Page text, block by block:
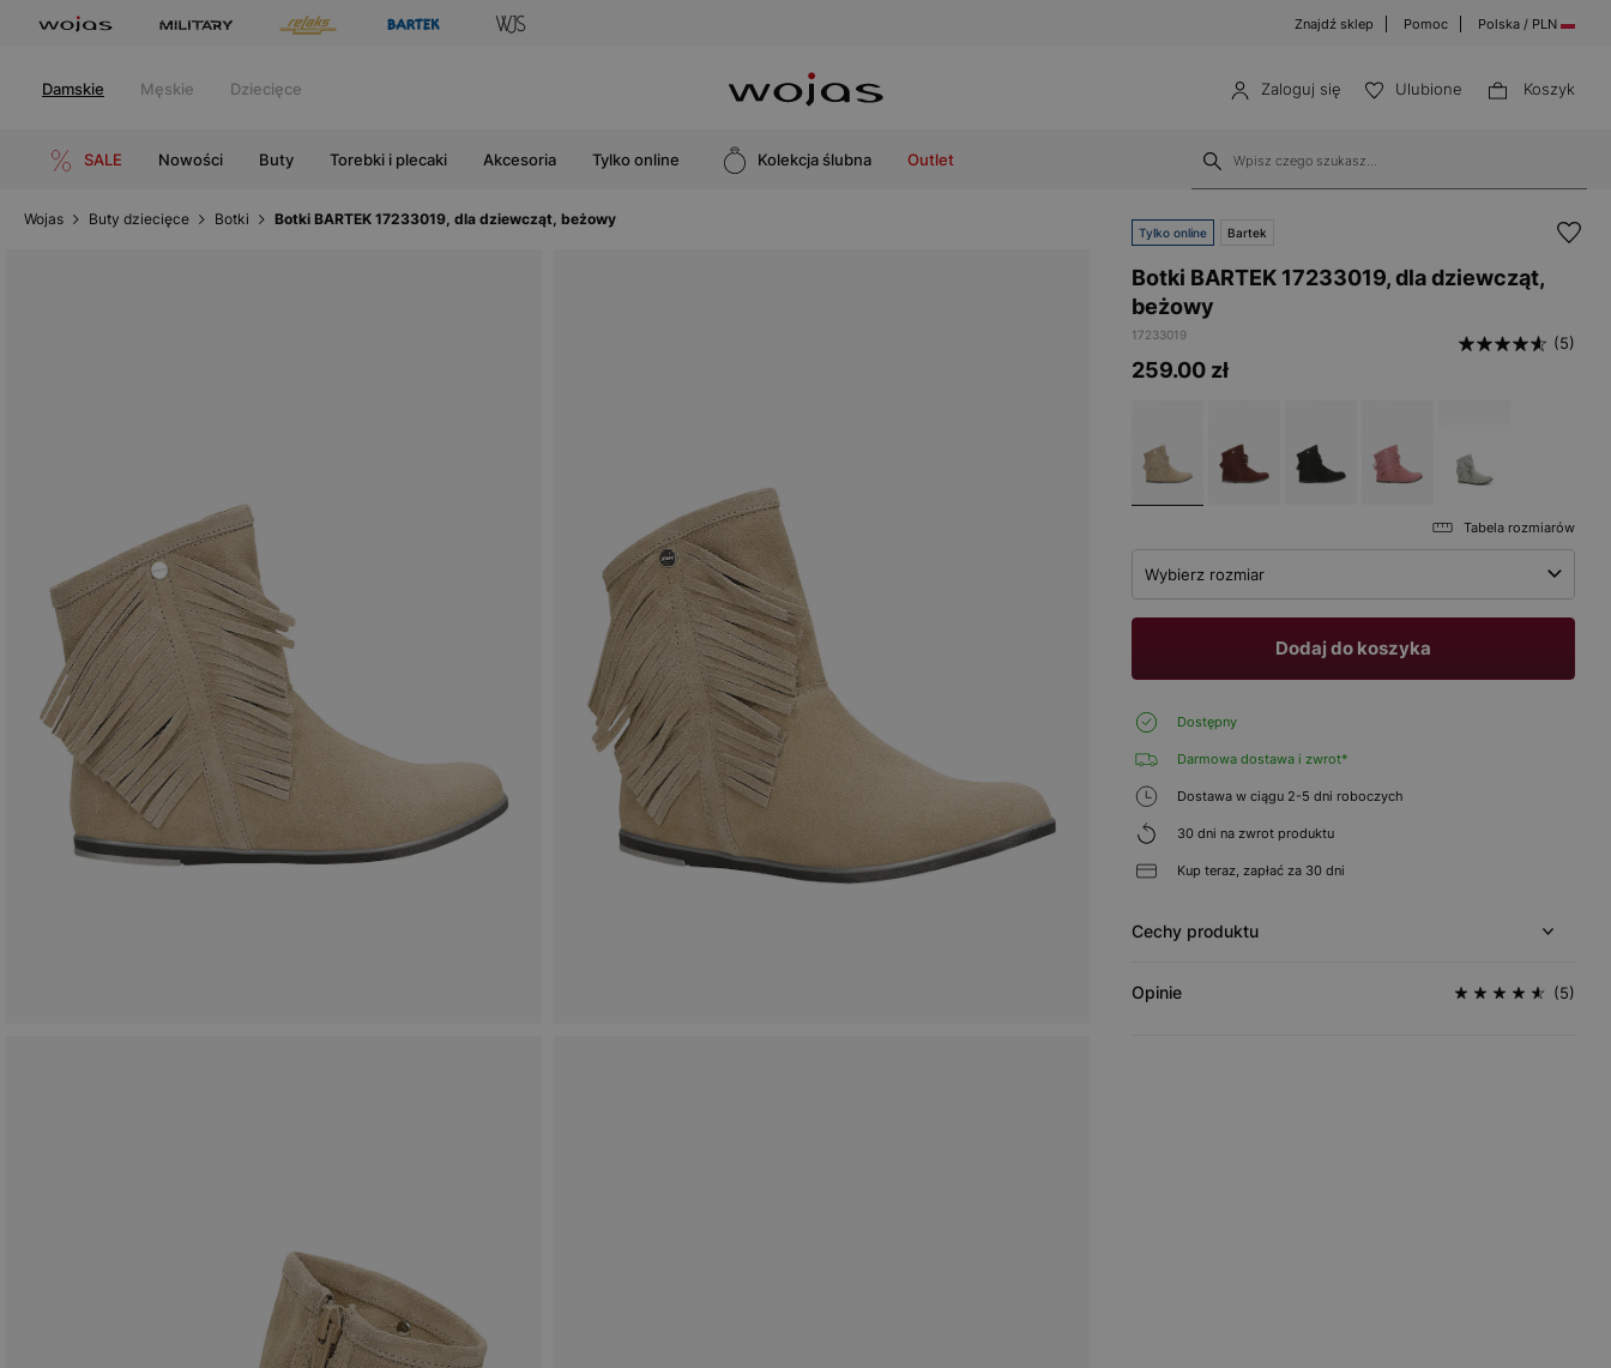
Znajdź sklep Pomoc Polska / PLN
Damskie Męskie Dziecięce Zaloguj się Ulubione Koszyk
SALE Nowości Buty Torebki i plecaki Akcesoria Tylko online Kolekcja ślubna Outlet
Wojas Buty dziecięce Botki Botki BARTEK 17233019, dla dziewcząt, beżowy
Tylko online Bartek
Botki BARTEK 17233019, dla dziewcząt,
beżowy
17233019 (5)
259.00 zł
Tabela rozmiarów
Wybierz rozmiar
Dodaj do koszyka
Dostępny
Darmowa dostawa i zwrot*
Dostawa w ciągu 2-5 dni roboczych
30 dni na zwrot produktu
Kup teraz, zapłać za 30 dni
Cechy produktu
Opinie (5)